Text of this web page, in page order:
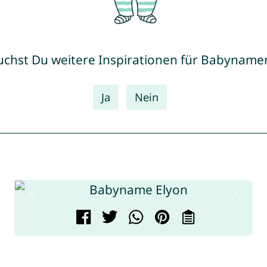
Du weitere Inspirationen für
Ja Nein